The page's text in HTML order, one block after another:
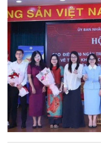
Phường Cửa Nam – Khám
diễn ra ngày 31/7 do
quan tâm đông đảo của
dân trên kênh TikTok chính
các kênh của đơn vị đồng